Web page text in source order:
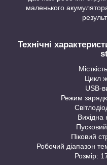
маленького
Технічні
Цикл
USB-
Режим
Вихідна
Піковий
Робочий діапазон
Розмір: